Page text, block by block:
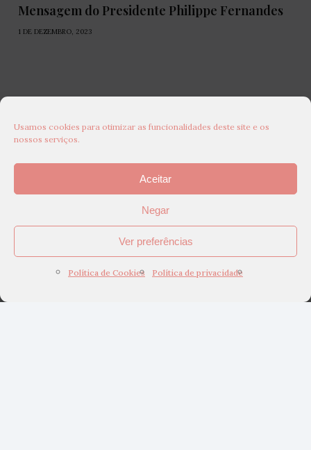
Usamos cookies para otimizar as funcionalidades deste site e os
nossos serviços.
Aceitar
Negar
Ver preferências
Política de Cookies Política de privacidade
Mensagem do Presidente Philippe Fernandes
1 DE DEZEMBRO, 2023